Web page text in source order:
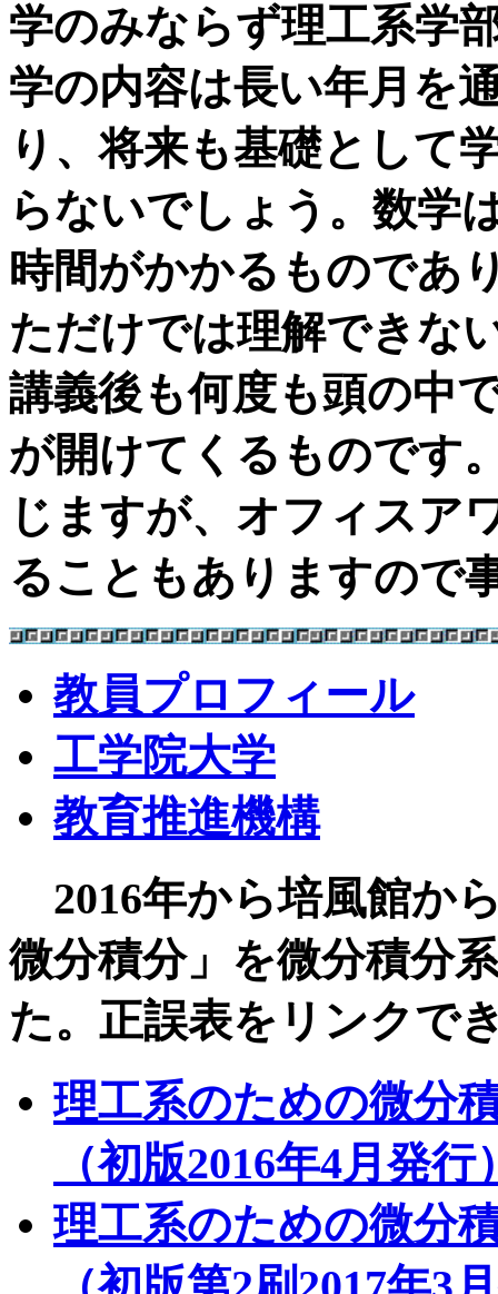
学のみならず理工系学
学の内容は長い年月を
り、将来も基礎として
らないでしょう。数学
時間がかかるものであ
ただけでは理解できな
講義後も何度も頭の中
が開けてくるものです
じますが、オフィスア
ることもありますので
教員プロフィール
工学院大学
教育推進機構
2016年から培風館か
微分積分」を微分積分
た。正誤表をリンクで
理工系のための微分
（初版2016年4月発行
理工系のための微分